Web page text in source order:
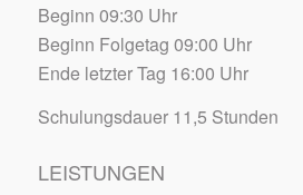
Beginn 09:30 Uhr
Beginn Folgetag 09:00 Uhr
Ende letzter Tag 16:00 Uhr
Schulungsdauer 11,5 Stunden
LEISTUNGEN